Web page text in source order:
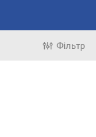
Фільтр